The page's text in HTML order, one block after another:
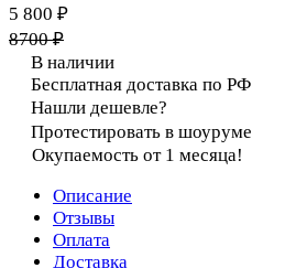
5 800 ₽
8700 ₽
В наличии
Бесплатная доставка по РФ
Нашли дешевле?
Протестировать в шоуруме
Окупаемость от 1 месяца!
Описание
Отзывы
Оплата
Доставка